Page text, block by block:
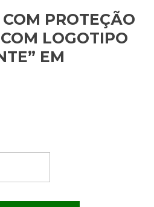
PROTEÇÃO
LOGOTIPO
EM